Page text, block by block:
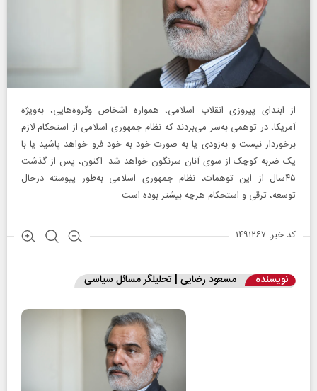
از ابتدای پیروزی انقلاب اسلامی، همواره اشخاص وگروه‌هایی، به‌ویژه
آمریکا، در توهمی به‌سر می‌بردند که نظام جمهوری اسلامی از استحکام لازم
برخوردار نیست و به‌زودی یا به صورت خود به خود فرو خواهد پاشید یا با
یک ضربه کوچک از سوی آنان سرنگون خواهد شد. اکنون، پس از گذشت
۴۵سال از این توهمات، نظام جمهوری اسلامی به‌طور پیوسته درحال
توسعه، ترقی و استحکام هرچه بیشتر بوده است.
کد خبر: ۱۴۹۱۲۶۷
نویسنده مسعود رضایی | تحلیلگر مسائل سیاسی